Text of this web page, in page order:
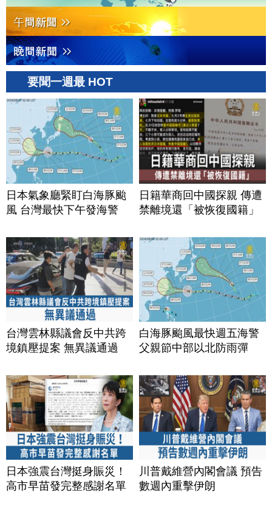
要聞一週最 HOT
日本氣象廳緊盯白海豚颱
風 台灣最快下午發海警
日籍華商回中國探親 傳遭
禁離境還「被恢復國籍」
台灣雲林縣議會反中共跨
境鎮壓提案 無異議通過
白海豚颱風最快週五海警
父親節中部以北防雨彈
日本強震台灣挺身賑災！
高市早苗發完整感謝名單
川普戴維營內閣會議 預告
數週內重擊伊朗